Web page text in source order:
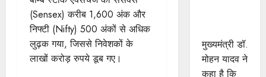
(Sensex) करीब 1,600 अंक और
निफ्टी (Nifty) 500 अंकों से अधिक
लुढ़क गया, जिससे निवेशकों के
लाखों करोड़ रुपये डूब गए।
मुख्यमंत्री डॉ.
मोहन यादव ने
कहा है कि